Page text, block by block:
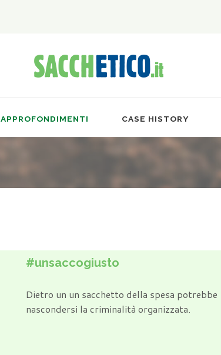
APPROFONDIMENTI CASE HISTORY
#unsaccogiusto
Dietro un un sacchetto della spesa potrebbe
nascondersi la criminalità organizzata.